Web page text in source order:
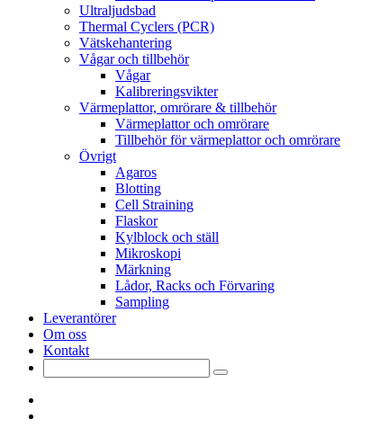
Ultraljudsbad
Thermal Cyclers (PCR)
Vätskehantering
Vågar och tillbehör
Vågar
Kalibreringsvikter
Värmeplattor, omrörare & tillbehör
Värmeplattor och omrörare
Tillbehör för värmeplattor och omrörare
Övrigt
Agaros
Blotting
Cell Straining
Flaskor
Kylblock och ställ
Mikroskopi
Märkning
Lådor, Racks och Förvaring
Sampling
Leverantörer
Om oss
Kontakt